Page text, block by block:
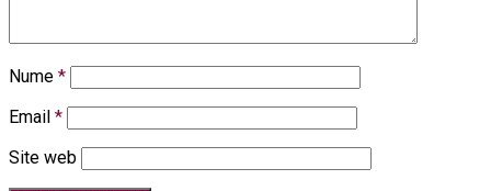
Nume *
Email *
Site web